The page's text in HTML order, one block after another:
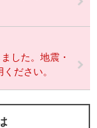
した。地震・
ださい。